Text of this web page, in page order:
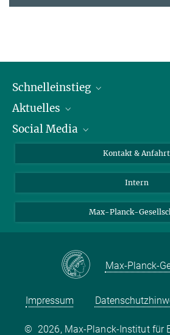
Schnelleinstieg
Personen
Pressebereich
Aktuelles
Stellenangebote
Social Media
X
LinkedIn
Kontakt & Anfahrt
Intern
Max-Planck-
Max-Planck-
Impressum
© 2026, Max-Planck-Institut für